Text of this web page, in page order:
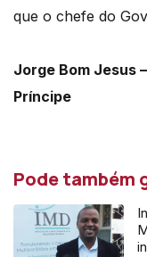
que o chefe do
Jorge Bom Jesus
Príncipe
Pode também